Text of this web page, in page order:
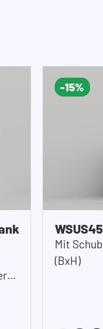
-15%
Mit
(BxH)